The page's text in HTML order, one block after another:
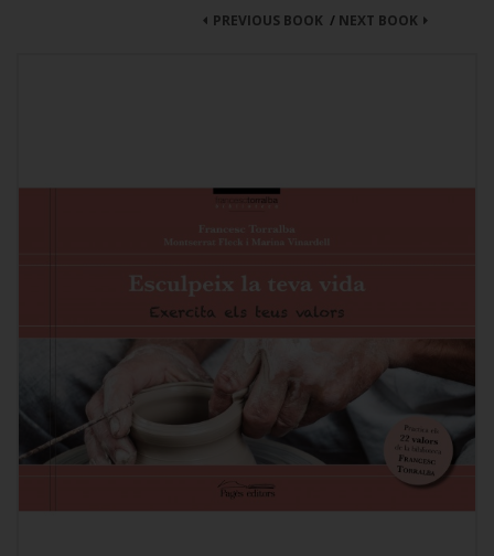
NEXT BOOK
PREVIOUS BOOK /